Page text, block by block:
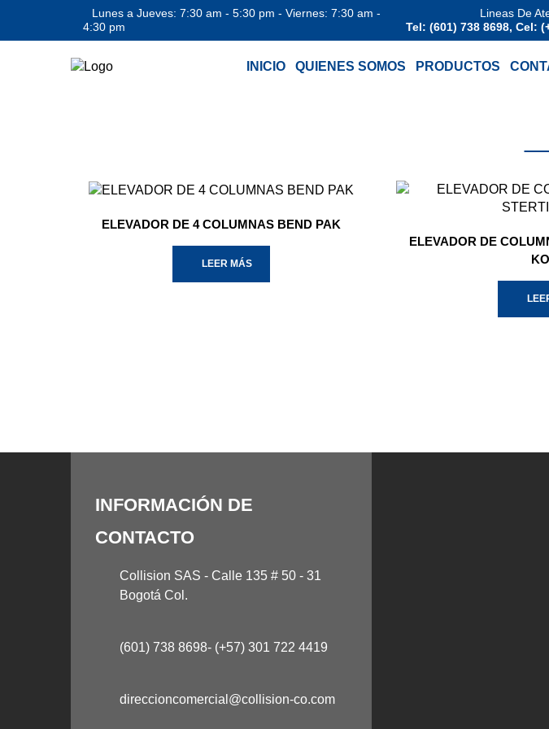
Lunes a Jueves: 7:30 am - 5:30 pm - Viernes: 7:30 am -
4:30 pm
Lineas De
Tel: (601) 738 8698, Cel:
INICIO QUIENES SOMOS PRODUCTOS
ELEVADOR DE 4 COLUMNAS BEND PAK
LEER MÁS
ELEVADOR DE
INFORMACIÓN DE
CONTACTO
Collision SAS - Calle 135 # 50 - 31
Bogotá Col.
(601) 738 8698- (+57) 301 722 4419
direccioncomercial@collision-co.com